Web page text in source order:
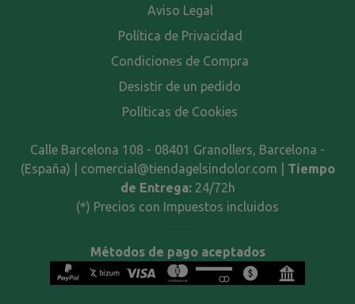
Aviso Legal
Política de Privacidad
Condiciones de Compra
Desistir de un pedido
Políticas de Cookies
Calle Barcelona 108 - 08401 Granollers, Barcelona -
(España) | comercial@tiendagelsindolor.com | Tiempo
de Entrega: 24/72h
(*) Precios con Impuestos incluidos
Métodos de pago aceptados